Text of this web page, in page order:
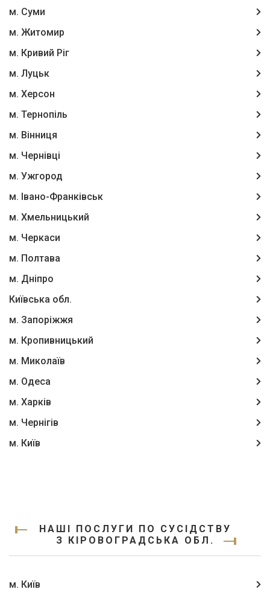
м. Суми
м. Житомир
м. Кривий Ріг
м. Луцьк
м. Херсон
м. Тернопіль
м. Вінниця
м. Чернівці
м. Ужгород
м. Івано-Франківськ
м. Хмельницький
м. Черкаси
м. Полтава
м. Дніпро
Київська обл.
м. Запоріжжя
м. Кропивницький
м. Миколаїв
м. Одеса
м. Харків
м. Чернігів
м. Київ
НАШІ ПОСЛУГИ ПО СУСІДСТВУ
З КІРОВОГРАДСЬКА ОБЛ.
м. Київ